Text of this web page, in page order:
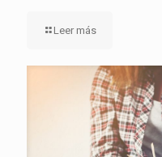
Leer más